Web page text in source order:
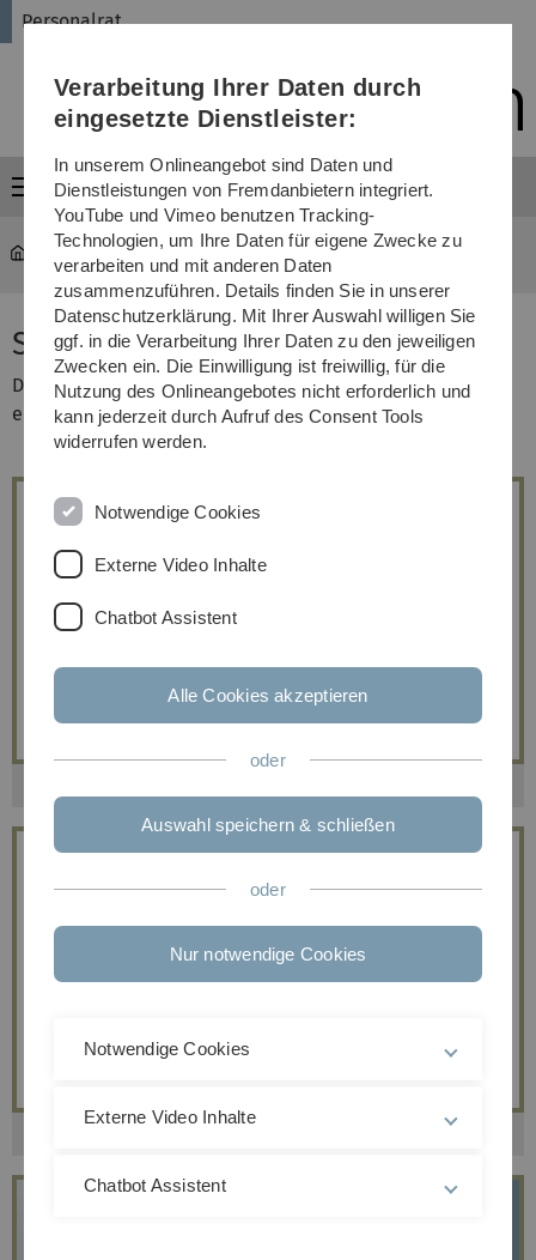
Direkt
Direkt
Direkt
(Sprache,
Drucken,
Media)
Direkt
Direkt
Personalrat
Menü
Personalrat
Start durch unsere Seiten
Durch Klick auf die Bilder gelangen Sie auf die
entsprechenden Seiten.
Verarbeitung Ihrer Daten durch
eingesetzte Dienstleister:
In unserem Onlineangebot sind Daten und
Dienstleistungen von Fremdanbietern integriert.
YouTube und Vimeo benutzen Tracking-
Technologien, um Ihre Daten für eigene Zwecke zu
verarbeiten und mit anderen Daten
zusammenzuführen. Details finden Sie in unserer
Datenschutzerklärung. Mit Ihrer Auswahl willigen Sie
ggf. in die Verarbeitung Ihrer Daten zu den jeweiligen
Zwecken ein. Die Einwilligung ist freiwillig, für die
Nutzung des Onlineangebotes nicht erforderlich und
kann jederzeit durch Aufruf des Consent Tools
widerrufen werden.
Notwendige Cookies
Externe Video Inhalte
Chatbot Assistent
Alle Cookies akzeptieren
oder
Auswahl speichern & schließen
oder
Nur notwendige Cookies
Notwendige Cookies
Externe Video Inhalte
Chatbot Assistent